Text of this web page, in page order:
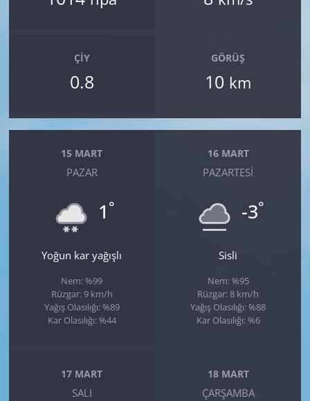
ÇIY
0.8
GÖRÜŞ
10 km
15 MART
PAZAR
1 °
Yoğun kar yağışlı
Nem: %99
Rüzgar: 9 km/h
Yağış Olasılığı: %89
Kar Olasılığı: %44
16 MART
PAZARTESI
-3°
Sisli
Nem: %95
Rüzgar: 8 km/h
Yağış Olasılığı: %88
Kar Olasılığı: %6
17 MART
SALI
18 MART
ÇARŞAMBA